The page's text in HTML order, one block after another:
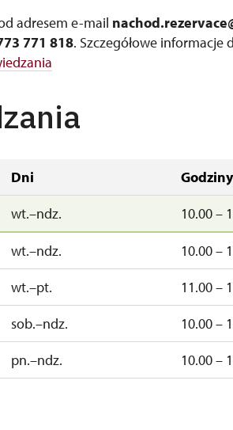
adresem e-mail
771 818. Szczegółowe informacje
Dni
Godziny
wt.–ndz. 10.00 –
wt.–ndz.
10.00 –
wt.–pt.
11.00 –
sob.–ndz.
10.00 –
pn.–ndz.
10.00 –